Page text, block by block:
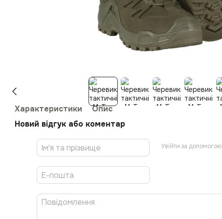
Характеристики
Опис
Новий відгук або коментар
Увійти за допомогою